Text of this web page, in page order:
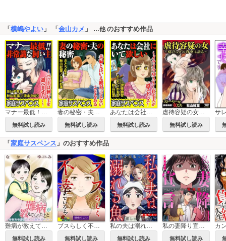
「 横嶋やよい 」 「 金山カメ 」 …他のおすすめ作品
マナー最低！！非常識な飼い主～ペットは飼い主を選べません！～
無料試し読み
妻の秘密・夫の秘密～夫婦とはいえ絶対言えないこともある～
無料試し読み
あなたは会社にいて欲しい～イライラMAX！在宅夫が超ストレス～
無料試し読み
虐待容疑の女～痣だらけの背中は語る～
無料試し読み
「 家庭サスペンス 」のおすすめ作品
難病が教えてくれたこと ～あなたの身近にいる闘病者たち～
無料試し読み
ブスらしく不幸でいろよ！
無料試し読み
私の夫は溺れる魚～雑魚を寝取って嬉しいですか？～
無料試し読み
私の妻降り宣言～見下し夫に最高の修羅場を!!～
無料試し読み